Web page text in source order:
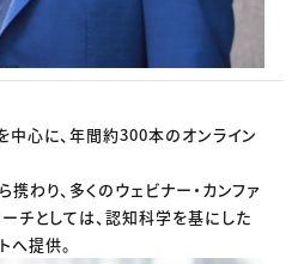
心に、年間約300本のオンライン
わり、多くのウェビナー・カンファ
チとしては、認知科学を基にした
へ提供。